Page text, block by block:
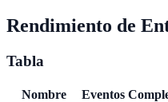
Rendimiento de
Tabla
Nombre Eventos